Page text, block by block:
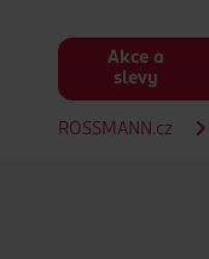
Akce a
slevy
ROSSMANN.cz